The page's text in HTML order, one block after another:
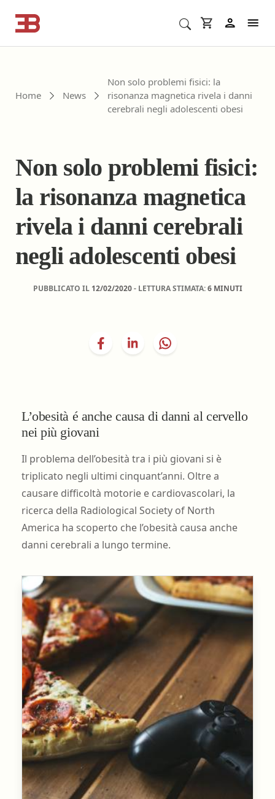
Home News
Non solo problemi fisici: la
risonanza magnetica rivela i danni
cerebrali negli adolescenti obesi
Non solo problemi fisici:
la risonanza magnetica
rivela i danni cerebrali
negli adolescenti obesi
PUBBLICATO IL 12/02/2020- LETTURA STIMATA:6 MINUTI
L’obesità é anche causa di danni al cervello
nei più giovani
Il problema dell’obesità tra i più giovani si è
triplicato negli ultimi cinquant’anni. Oltre a
causare difficoltà motorie e cardiovascolari, la
ricerca della Radiological Society of North
America ha scoperto che l’obesità causa anche
danni cerebrali a lungo termine.